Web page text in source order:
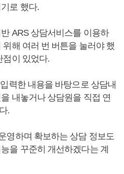
로 했다.
ARS 상담서비스를 이용하
해 여러 번 버튼을 눌러야 했
점이 있었다.
력한 내용을 바탕으로 상담내
내놓거나 상담원을 직접 연
.
영하며 확보하는 상담 정보도
을 꾸준히 개선하겠다는 계